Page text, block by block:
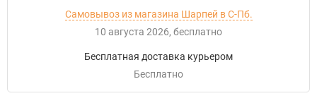
Самовывоз из магазина Шарпей в С-Пб.
10 августа 2026
Бесплатно
Бесплатная доставка курьером
Бесплатно